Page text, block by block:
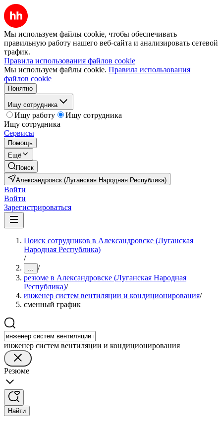
Мы используем файлы cookie, чтобы обеспечивать
правильную работу нашего веб-сайта и анализировать сетевой
трафик.
Правила использования файлов cookie
Мы используем файлы cookie. Правила использования
файлов cookie
Понятно
Ищу сотрудника
Ищу работу
Ищу сотрудника
Ищу сотрудника
Сервисы
Помощь
Ещё
Поиск
Александровск (Луганская Народная Республика)
Войти
Войти
Зарегистрироваться
Поиск сотрудников в Александровске (Луганская
Народная Республика)
/
... /
резюме в Александровске (Луганская Народная
Республика)/
инженер систем вентиляции и кондиционирования/
сменный график
инженер систем вентиляции и кондиционирования
Резюме
Найти